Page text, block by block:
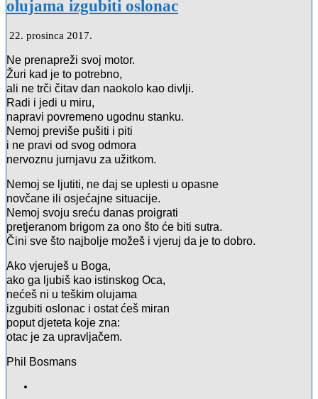
olujama izgubiti oslonac
22. prosinca 2017.
Ne prenapreži svoj motor.
Žuri kad je to potrebno,
ali ne trči čitav dan naokolo kao divlji.
Radi i jedi u miru,
napravi povremeno ugodnu stanku.
Nemoj previše pušiti i piti
i ne pravi od svog odmora
nervoznu jurnjavu za užitkom.
Nemoj se ljutiti, ne daj se uplesti u opasne
novčane ili osjećajne situacije.
Nemoj svoju sreću danas proigrati
pretjeranom brigom za ono što će biti sutra.
Čini sve što najbolje možeš i vjeruj da je to dobro.
Ako vjeruješ u Boga,
ako ga ljubiš kao istinskog Oca,
nećeš ni u teškim olujama
izgubiti oslonac i ostat ćeš miran
poput djeteta koje zna:
otac je za upravljačem.
Phil Bosmans